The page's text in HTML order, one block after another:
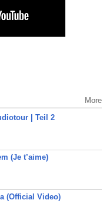
More
| Teil 2
(Je t’aime)
(Official Video)